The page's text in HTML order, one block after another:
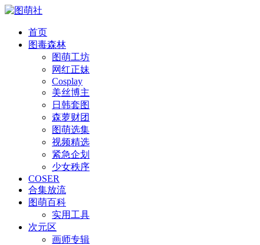
首页
图毒森林
图萌工坊
网红正妹
Cosplay
美丝博主
日韩套图
森萝财团
图萌选集
视频精选
紧急企划
少女秩序
COSER
合集放流
图萌百科
实用工具
次元区
画师专辑